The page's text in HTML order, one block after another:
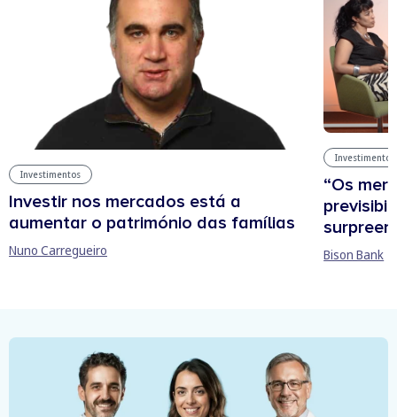
Investimentos
Investir nos mercados está a
aumentar o património das famílias
Nuno Carregueiro
Investimentos
“Os
Bison Bank